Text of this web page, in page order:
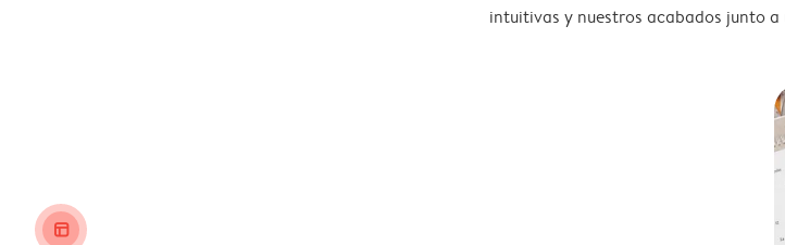
intuitivas y nuestros acabados junto
layout_alt